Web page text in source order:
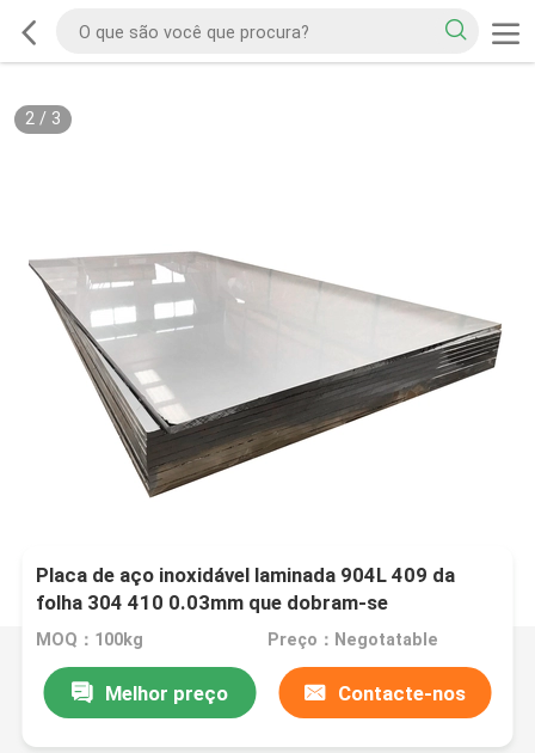
2/ 3
Placa de aço inoxidável laminada 904L 409 da
folha 304 410 0.03mm que dobram-se
MOQ：100kg Preço：Negotatable
Melhor preço Contacte-nos